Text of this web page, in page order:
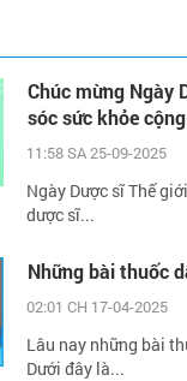
Chúc mừng Ngày
sóc sức khỏe
11:58 SA 25-09-2025
Ngày Dược sĩ Thế
dược sĩ...
Những bài thuốc
02:01 CH 17-04-2025
Lâu nay những bài
Dưới đây là...